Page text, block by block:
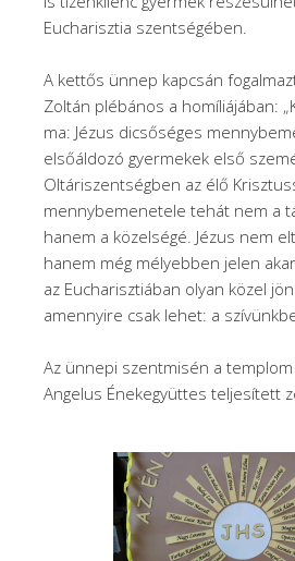
Eucharisztia szentségében.
A kettős ünnep kapcsán
Zoltán plébános a homíliájában:
ma: Jézus dicsőséges
elsőáldozó gyermekek első
Oltáriszentségben az élő
mennybemenetele tehát nem a
hanem a közelségé. Jézus nem
hanem még mélyebben jelen
az Eucharisztiában olyan közel
amennyire csak lehet: a
Az ünnepi szentmisén a
Angelus Énekegyüttes teljesített